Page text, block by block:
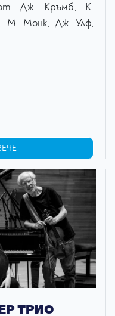
Дж. Кръмб, К.
М. Монк, Дж. Улф,
ТРИО